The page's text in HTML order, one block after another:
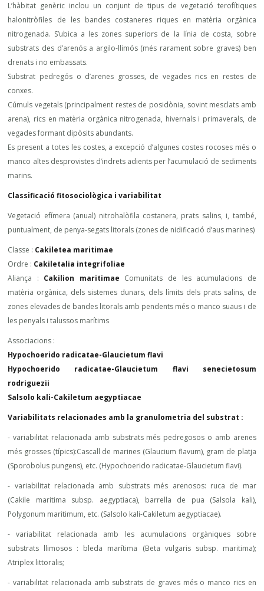
L’hàbitat genèric inclou un conjunt de tipus de vegetació terofítiques
halonitròfiles de les bandes costaneres riques en matèria orgànica
nitrogenada. S’ubica a les zones superiors de la línia de costa, sobre
substrats des d’arenós a argilo-llimós (més rarament sobre graves) ben
drenats i no embassats.
Substrat pedregós o d’arenes grosses, de vegades rics en restes de
conxes.
Cúmuls vegetals (principalment restes de posidònia, sovint mesclats amb
arena), rics en matèria orgànica nitrogenada, hivernals i primaverals, de
vegades formant dipòsits abundants.
Es present a totes les costes, a excepció d’algunes costes rocoses més o
manco altes desprovistes d’indrets adients per l’acumulació de sediments
marins.
Classificació fitosociològica i variabilitat
Vegetació efímera (anual) nitrohalòfila costanera, prats salins, i, també,
puntualment, de penya-segats litorals (zones de nidificació d’aus marines)
Classe : Cakiletea maritimae
Ordre : Cakiletalia integrifoliae
Aliança : Cakilion maritimae Comunitats de les acumulacions de
matèria orgànica, dels sistemes dunars, dels límits dels prats salins, de
zones elevades de bandes litorals amb pendents més o manco suaus i de
les penyals i talussos marítims
Associacions :
Hypochoerido radicatae-Glaucietum flavi
Hypochoerido radicatae-Glaucietum flavi senecietosum
rodriguezii
Salsolo kali-Cakiletum aegyptiacae
Variabilitats relacionades amb la granulometria del substrat :
- variabilitat relacionada amb substrats més pedregosos o amb arenes
més grosses (típics):Cascall de marines (Glaucium flavum), gram de platja
(Sporobolus pungens), etc. (Hypochoerido radicatae-Glaucietum flavi).
- variabilitat relacionada amb substrats més arenosos: ruca de mar
(Cakile maritima subsp. aegyptiaca), barrella de pua (Salsola kali),
Polygonum maritimum, etc. (Salsolo kali-Cakiletum aegyptiacae).
- variabilitat relacionada amb les acumulacions orgàniques sobre
substrats llimosos : bleda marítima (Beta vulgaris subsp. maritima);
Atriplex littoralis;
- variabilitat relacionada amb substrats de graves més o manco rics en